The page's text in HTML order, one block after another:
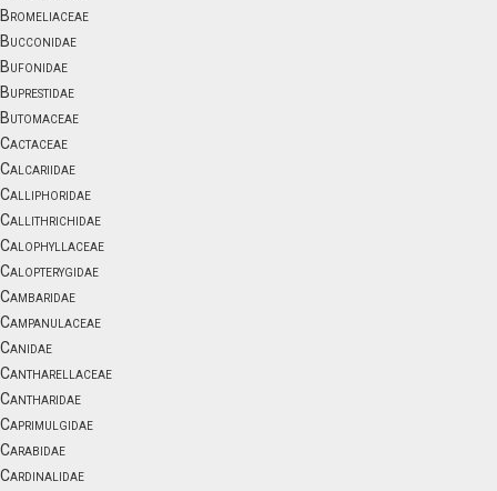
Bromeliaceae
Bucconidae
Bufonidae
Buprestidae
Butomaceae
Cactaceae
Calcariidae
Calliphoridae
Callithrichidae
Calophyllaceae
Calopterygidae
Cambaridae
Campanulaceae
Canidae
Cantharellaceae
Cantharidae
Caprimulgidae
Carabidae
Cardinalidae